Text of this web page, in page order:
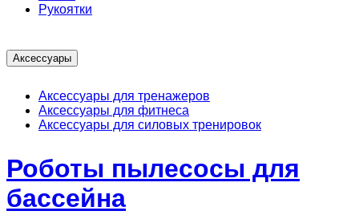
Рукоятки
Аксессуары
Аксессуары для тренажеров
Аксессуары для фитнеса
Аксессуары для силовых тренировок
Роботы пылесосы для
бассейна